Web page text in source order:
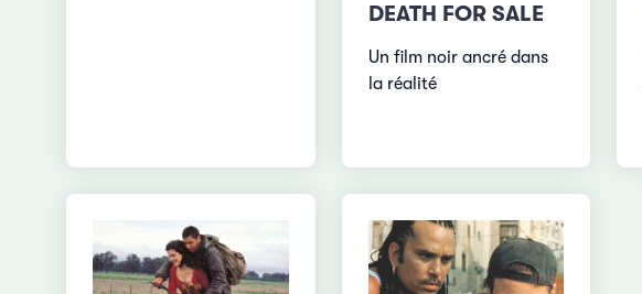
DEATH FOR SALE
Un film noir ancré dans
la réalité